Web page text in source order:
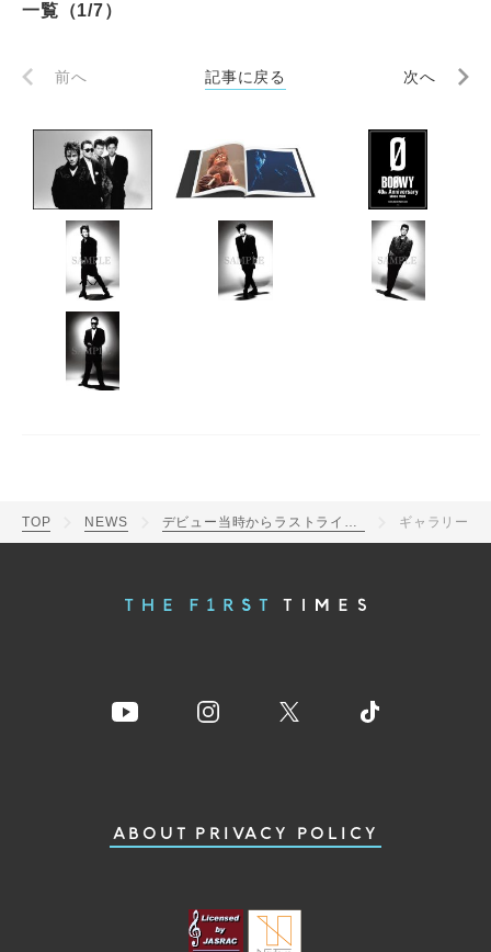
一覧（1/7）
前へ 記事に戻る 次へ
TOP NEWS ギャラリー
ABOUT PRIVACY POLICY